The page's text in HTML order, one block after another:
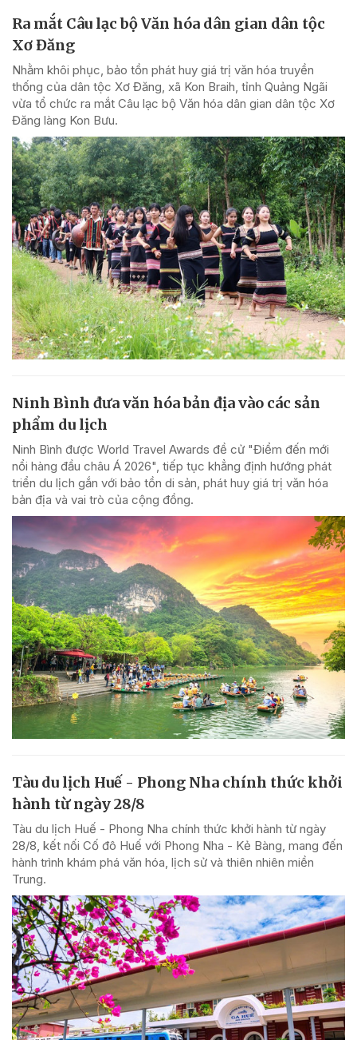
Ra mắt Câu lạc bộ Văn hóa dân gian dân tộc
Xơ Đăng
Nhằm khôi phục, bảo tồn phát huy giá trị văn hóa truyền
thống của dân tộc Xơ Đăng, xã Kon Braih, tỉnh Quảng Ngãi
vừa tổ chức ra mắt Câu lạc bộ Văn hóa dân gian dân tộc Xơ
Đăng làng Kon Bưu.
Ninh Bình đưa văn hóa bản địa vào các sản
phẩm du lịch
Ninh Bình được World Travel Awards đề cử "Điểm đến mới
nổi hàng đầu châu Á 2026", tiếp tục khẳng định hướng phát
triển du lịch gắn với bảo tồn di sản, phát huy giá trị văn hóa
bản địa và vai trò của cộng đồng.
Tàu du lịch Huế - Phong Nha chính thức khởi
hành từ ngày 28/8
Tàu du lịch Huế - Phong Nha chính thức khởi hành từ ngày
28/8, kết nối Cố đô Huế với Phong Nha - Kẻ Bàng, mang đến
hành trình khám phá văn hóa, lịch sử và thiên nhiên miền
Trung.